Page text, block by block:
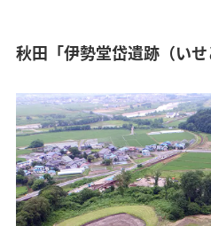
秋田「伊勢堂岱遺跡（いせ